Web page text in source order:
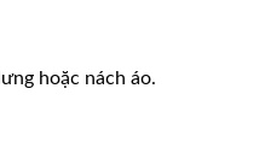
hoặc nách áo.